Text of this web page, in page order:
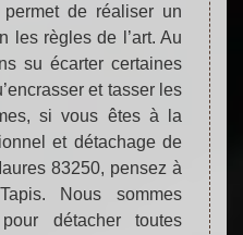
de réaliser un
les règles de l’art. Au
su écarter certaines
et tasser les
si vous êtes à la
et détachage de
83250, pensez à
Nous sommes
détacher toutes